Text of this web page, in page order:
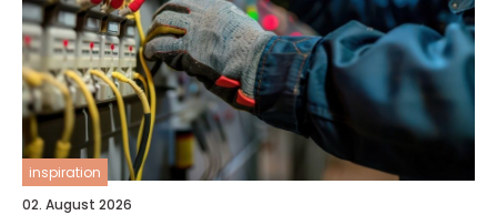
inspiration
02. August 2026